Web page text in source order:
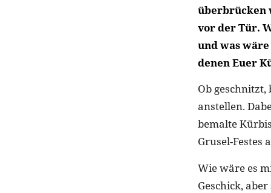
überbrücken
vor der Tür.
und was
denen Euer
Ob
anstellen.
bemalte
Grusel-Festes
Wie wäre es
Geschick,